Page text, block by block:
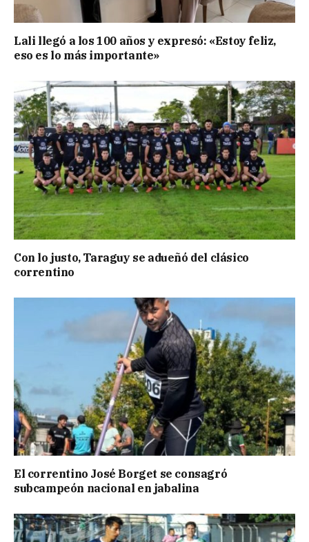
Lali llegó a los 100 años y expresó: «Estoy feliz,
eso es lo más importante»
Con lo justo, Taraguy se adueñó del clásico
correntino
El correntino José Borget se consagró
subcampeón nacional en jabalina